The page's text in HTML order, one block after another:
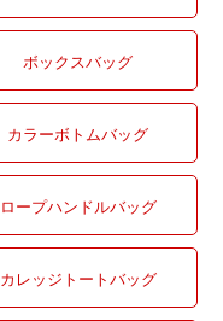
ボックスバッグ
カラーボトムバッグ
ロープハンドルバッグ
カレッジトートバッグ